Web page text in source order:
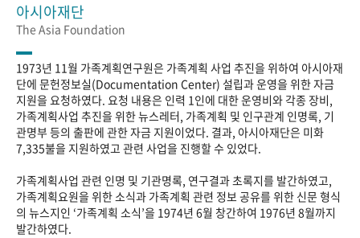
아시아재단
The Asia Foundation
1973년 11월 가족계획연구원은 가족계획 사업 추진을 위하여 아시아재
단에 문헌정보실(Documentation Center) 설립과 운영을 위한 자금
지원을 요청하였다. 요청 내용은 인력 1인에 대한 운영비와 각종 장비,
가족계획사업 추진을 위한 뉴스레터, 가족계획 및 인구관계 인명록, 기
관명부 등의 출판에 관한 자금 지원이었다. 결과, 아시아재단은 미화
7,335불을 지원하였고 관련 사업을 진행할 수 있었다.
가족계획사업 관련 인명 및 기관명록, 연구결과 초록지를 발간하였고,
가족계획요원을 위한 소식과 가족계획 관련 정보 공유를 위한 신문 형식
의 뉴스지인 ‘가족계획 소식’을 1974년 6월 창간하여 1976년 8월까지
발간하였다.